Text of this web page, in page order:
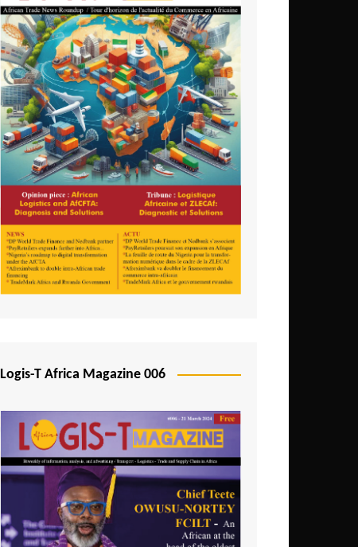
Logis-T Africa Magazine 006